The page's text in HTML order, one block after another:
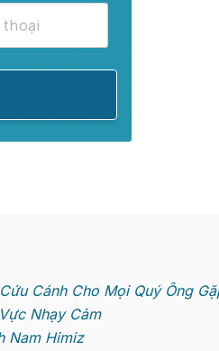
Cánh Cho Mọi Quý Ông
Nhạy Cảm
Nam Himiz